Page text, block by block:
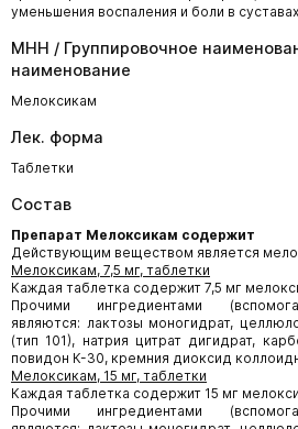
уменьшения воспаления и боли в
МНН / Группировочное
наименование
Мелоксикам
Лек. форма
Таблетки
Состав
Препарат Мелоксикам содержит
Действующим веществом является
Мелоксикам, 7,5 мг, таблетки
Каждая таблетка содержит 7,5 мг
Прочими ингредиентами
являются: лактозы моногидрат,
(тип 101), натрия цитрат дигидрат,
повидон К-30, кремния диоксид
Мелоксикам, 15 мг, таблетки
Каждая таблетка содержит 15 мг
Прочими ингредиентами